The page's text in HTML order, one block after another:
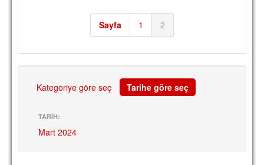
YÖNETİM KURULU
SPONSORLAR
Sayfa 1 2
Kategoriye göre seç Tarihe göre seç
TARİH:
Mart 2024